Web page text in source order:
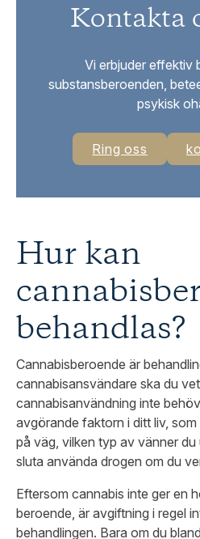
Kontakta
Vi erbjuder effektiv
substansberoenden,
psykisk
Ring oss
Hur kan
behandlas?
Cannabisberoende är
cannabisansvändare ska du
cannabisanvändning inte
avgörande faktorn i ditt liv,
på väg, vilken typ av vänner
sluta använda drogen om du
Eftersom cannabis inte ger en
beroende, är avgiftning i regel
behandlingen. Bara om du